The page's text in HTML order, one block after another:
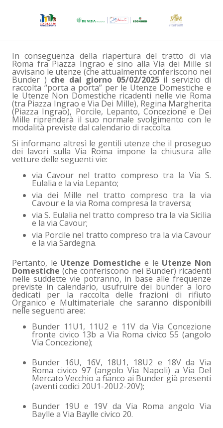
In conseguenza della riapertura del tratto di via
Roma fra Piazza Ingrao e sino alla Via dei Mille si
avvisano le utenze (che attualmente conferiscono nei
Bunder ) che dal giorno 05/02/2025 il servizio di
raccolta “porta a porta” per le Utenze Domestiche e
le Utenze Non Domestiche ricadenti nelle vie Roma
(tra Piazza Ingrao e Via Dei Mille), Regina Margherita
(Piazza Ingrao), Porcile, Lepanto, Concezione e Dei
Mille riprenderà il suo normale svolgimento con le
modalità previste dal calendario di raccolta.
Si informano altresì le gentili utenze che il proseguo
dei lavori sulla Via Roma impone la chiusura alle
vetture delle seguenti vie:
via Cavour nel tratto compreso tra la Via S.
Eulalia e la via Lepanto;
via dei Mille nel tratto compreso tra la via
Cavour e la via Roma compresa la traversa;
via S. Eulalia nel tratto compreso tra la via Sicilia
e la via Cavour;
via Porcile nel tratto compreso tra la via Cavour
e la via Sardegna.
Pertanto, le Utenze Domestiche e le Utenze Non
Domestiche (che conferiscono nei Bunder) ricadenti
nelle suddette vie potranno, in base alle frequenze
previste in calendario, usufruire dei bunder a loro
dedicati per la raccolta delle frazioni di rifiuto
Organico e Multimateriale che saranno disponibili
nelle seguenti aree:
Bunder 11U1, 11U2 e 11V da Via Concezione
fronte civico 13b a Via Roma civico 55 (angolo
Via Concezione);
Bunder 16U, 16V, 18U1, 18U2 e 18V da Via
Roma civico 97 (angolo Via Napoli) a Via Del
Mercato Vecchio a fianco ai Bunder già presenti
(aventi codici 20U1-20U2-20V);
Bunder 19U e 19V da Via Roma angolo Via
Baylle a Via Baylle civico 20.